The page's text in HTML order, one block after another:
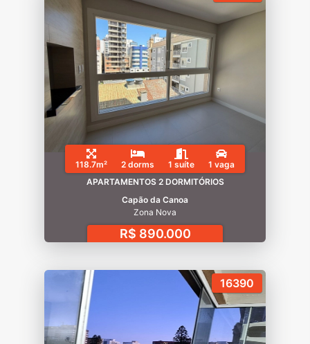
118.7m² 2 dorms 1 suíte
1 vaga
APARTAMENTOS 2 DORMITÓRIOS
Capão da Canoa
Zona Nova
R$ 890.000
16390